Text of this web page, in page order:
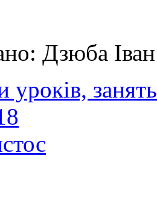
Дзюба
уроків, занять